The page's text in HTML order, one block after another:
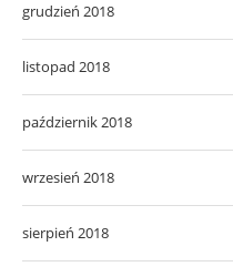
grudzień 2018
listopad 2018
październik 2018
wrzesień 2018
sierpień 2018